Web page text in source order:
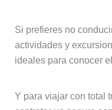
Si prefieres no
actividades y
ideales para conocer
Y para viajar con total